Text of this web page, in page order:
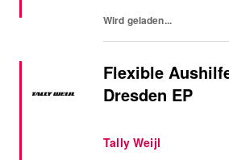
Wird geladen...
Flexible
Dresden EP
Tally Weijl